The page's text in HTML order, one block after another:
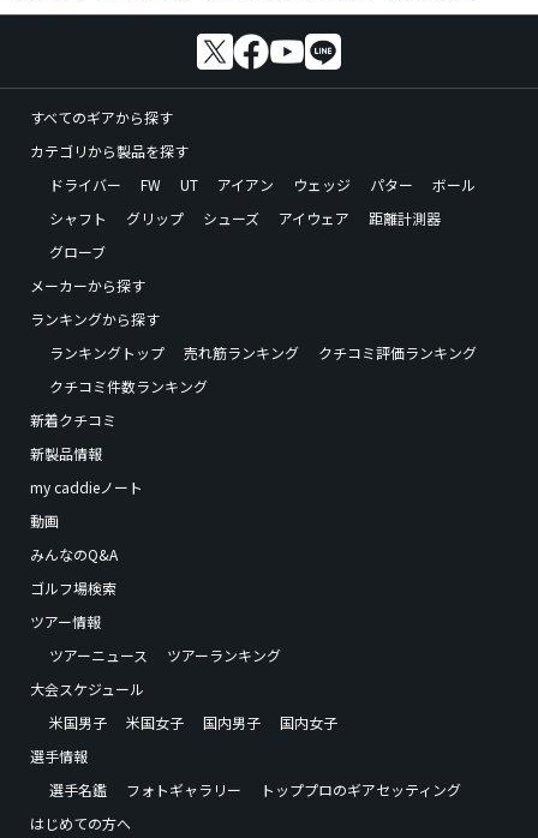
すべてのギアから探す
カテゴリから製品を探す
ドライバー
FW UT アイアン ウェッジ パター
ボール
シャフト
グリップ シューズ アイウェア
距離計測器
グローブ
メーカーから探す
ランキングから探す
ランキングトップ
売れ筋ランキング
クチコミ評価ランキング
クチコミ件数ランキング
新着クチコミ
新製品情報
my caddieノート
動画
みんなのQ&A
ゴルフ場検索
ツアー情報
ツアーニュース
ツアーランキング
大会スケジュール
米国男子
米国女子 国内男子
国内女子
選手情報
選手名鑑
フォトギャラリー
トッププロのギアセッティング
はじめての方へ